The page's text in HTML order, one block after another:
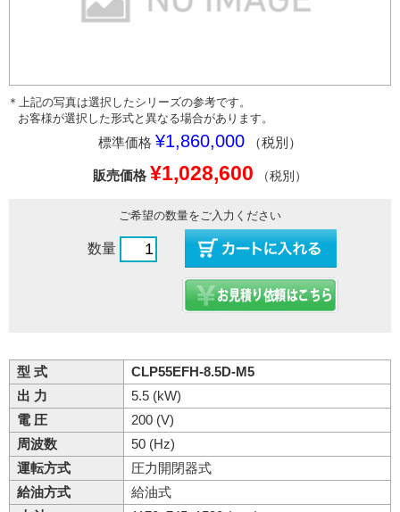
＊上記の写真は選択したシリーズの参考です。
お客様が選択した形式と異なる場合があります。
標準価格 ¥1,860,000 （税別）
販売価格 ¥1,028,600 （税別）
ご希望の数量をご入力ください
数量
型 式
CLP55EFH-8.5D-M5
出 力
5.5 (kW)
電 圧
200 (V)
周波数
50 (Hz)
運転方式
圧力開閉器式
給油方式
給油式